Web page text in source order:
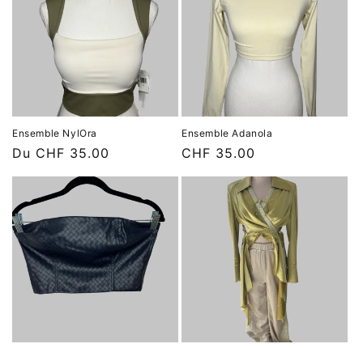
Ensemble NylOra
Prix
habituel
Du CHF 35.00
Ensemble Adanola
Prix
habituel
CHF 35.00